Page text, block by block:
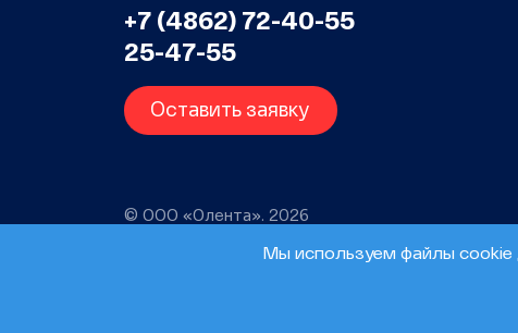
Мы используем файлы cookie
+7 (4862) 72-40-55
25-47-55
Оставить заявку
© ООО «Олента». 2026